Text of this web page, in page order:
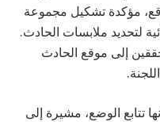
مؤكدة تشكيل مجموعة
لتحديد ملابسات الحادث.
إلى موقع الحادث
تتابع الوضع، مشيرة إلى